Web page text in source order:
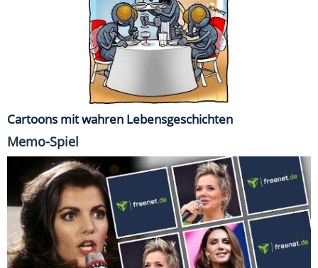
Cartoons mit wahren Lebensgeschichten
Memo-Spiel